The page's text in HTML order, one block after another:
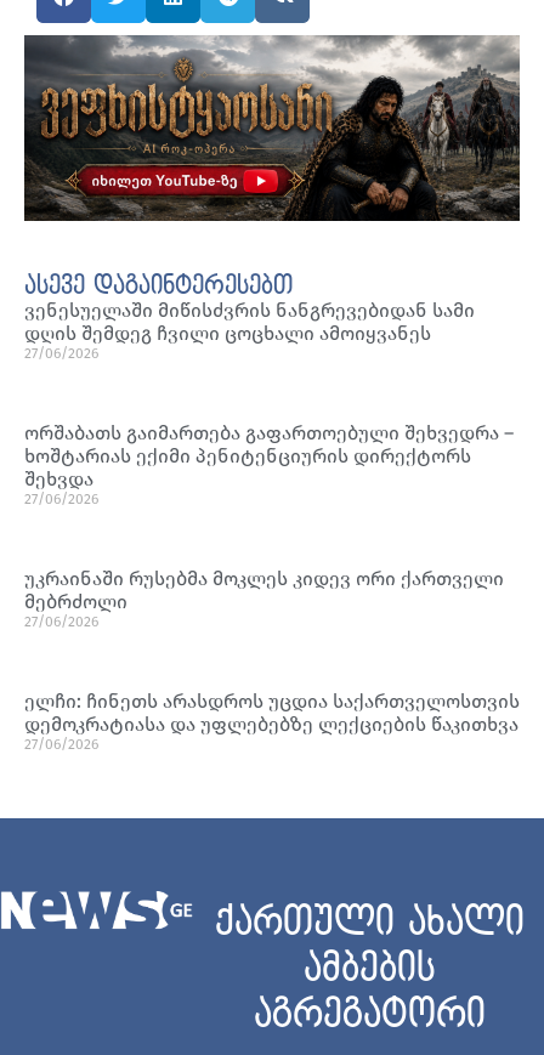
ასევე დაგაინტერესებთ
ვენესუელაში მიწისძვრის ნანგრევებიდან სამი
დღის შემდეგ ჩვილი ცოცხალი ამოიყვანეს
27/06/2026
ორშაბათს გაიმართება გაფართოებული შეხვედრა –
ხოშტარიას ექიმი პენიტენციურის დირექტორს
შეხვდა
27/06/2026
უკრაინაში რუსებმა მოკლეს კიდევ ორი ქართველი
მებრძოლი
27/06/2026
ელჩი: ჩინეთს არასდროს უცდია საქართველოსთვის
დემოკრატიასა და უფლებებზე ლექციების წაკითხვა
27/06/2026
ქართული ახალი
ამბების
აგრეგატორი